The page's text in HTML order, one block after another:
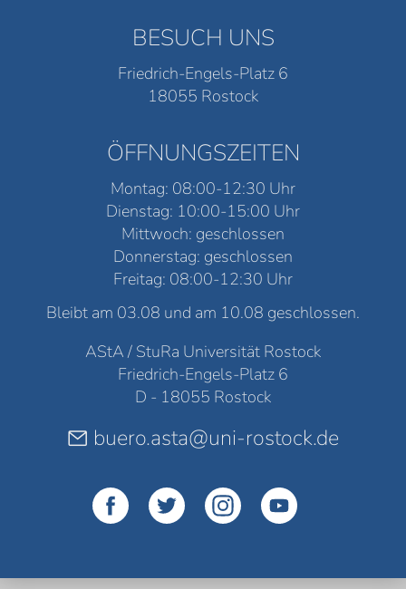
BESUCH UNS
Friedrich-Engels-Platz 6
18055 Rostock
ÖFFNUNGSZEITEN
Montag: 08:00-12:30 Uhr
Dienstag: 10:00-15:00 Uhr
Mittwoch: geschlossen
Donnerstag: geschlossen
Freitag: 08:00-12:30 Uhr
Bleibt am 03.08 und am 10.08 geschlossen.
AStA / StuRa Universität Rostock
Friedrich-Engels-Platz 6
D - 18055 Rostock
buero.asta@uni-rostock.de